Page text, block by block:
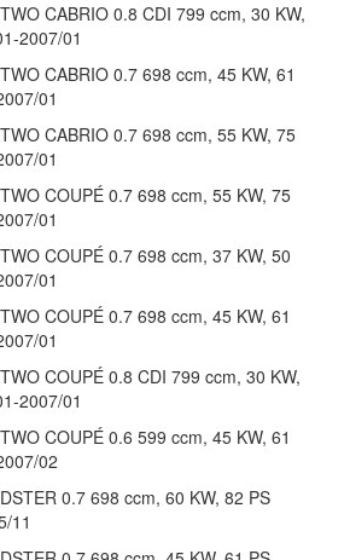
CABRIO 0.8 CDI 799 ccm, 30 KW,
2007/01
CABRIO 0.7 698 ccm, 45 KW, 61
01
CABRIO 0.7 698 ccm, 55 KW, 75
01
COUPÉ 0.7 698 ccm, 55 KW, 75
01
COUPÉ 0.7 698 ccm, 37 KW, 50
01
COUPÉ 0.7 698 ccm, 45 KW, 61
01
COUPÉ 0.8 CDI 799 ccm, 30 KW,
2007/01
COUPÉ 0.6 599 ccm, 45 KW, 61
02
0.7 698 ccm, 60 KW, 82 PS
11